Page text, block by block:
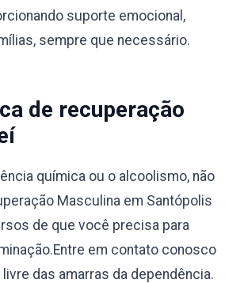
suporte emocional,
sempre que necessário.
de recuperação
química ou o alcoolismo, não
Masculina em Santópolis
de que você precisa para
em contato conosco
das amarras da dependência.